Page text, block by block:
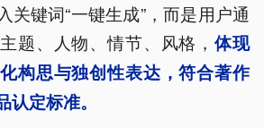
关键词“一键生成”，而是用户通
题、人物、情节、风格，体现
构思与独创性表达，符合著作
定标准。